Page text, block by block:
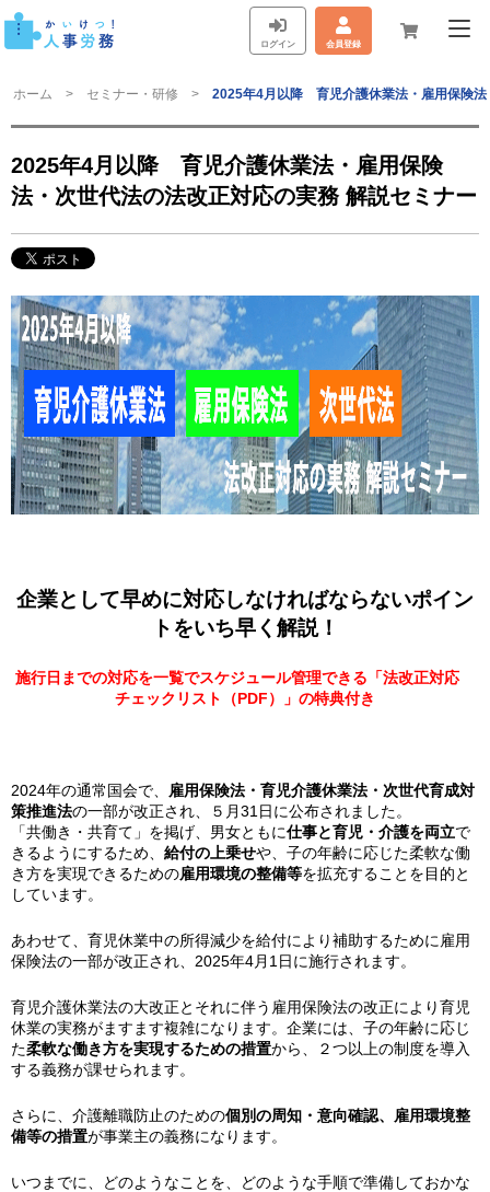
ログイン 会員登録
ホーム セミナー・研修 2025年4月以降 育児介護休業法・雇用保険法
2025年4月以降 育児介護休業法・雇用保険
法・次世代法の法改正対応の実務 解説セミナー
企業として早めに対応しなければならないポイン
トをいち早く解説！
施行日までの対応を一覧でスケジュール管理できる「法改正対応
チェックリスト（PDF）」の特典付き
2024年の通常国会で、
雇用保険法・育児介護休業法・次世代育成対
策推進法の一部が改正され、５月31日に公布されました。
「共働き・共育て」を掲げ、男女ともに仕事と育児・介護を両立で
きるようにするため、 給付の上乗せや、子の年齢に応じた柔軟な働
き方を実現できるための雇用環境の整備等を拡充することを目的と
しています。
あわせて、育児休業中の所得減少を給付により補助するために雇用
保険法の一部が改正され、2025年4月1日に施行されます。
育児介護休業法の大改正とそれに伴う雇用保険法の改正により育児
休業の実務がますます複雑になります。企業には、子の年齢に応じ
た柔軟な働き方を実現するための措置から、２つ以上の制度を導入
する義務が課せられます。
さらに、介護離職防止のための個別の周知・意向確認、雇用環境整
備等の措置が事業主の義務になります。
いつまでに、どのようなことを、どのような手順で準備しておかな